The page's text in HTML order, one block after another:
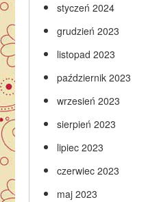
styczeń 2024
grudzień 2023
listopad 2023
październik 2023
wrzesień 2023
sierpień 2023
lipiec 2023
czerwiec 2023
maj 2023